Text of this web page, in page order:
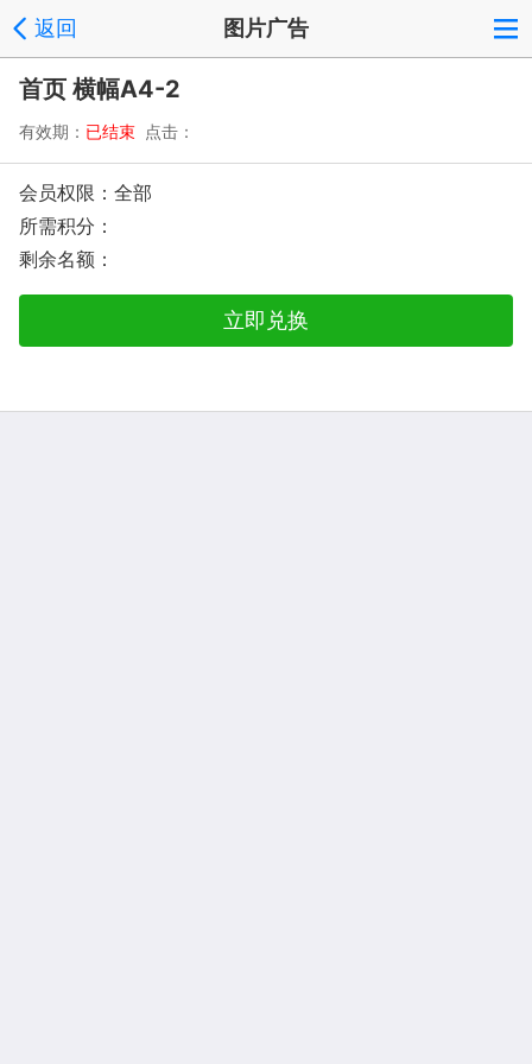
返回 图片广告
首页 横幅A4-2
有效期： 已结束 点击：
会员权限：全部
所需积分：
剩余名额：
立即兑换